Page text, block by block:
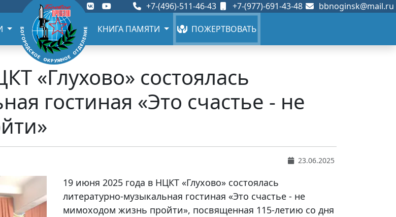
+7-(496)-511-46-43 +7-(977)-691-43-48 bbnoginsk@mail.ru
КНИГА ПАМЯТИ ПОЖЕРТВОВАТЬ
«Глухово» состоялась
гостиная «Это счастье - не
23.06.2025
19 июня 2025 года в НЦКТ «Глухово» состоялась
литературно-музыкальная гостиная «Это счастье - не
мимоходом жизнь пройти», посвященная 115-летию со дня